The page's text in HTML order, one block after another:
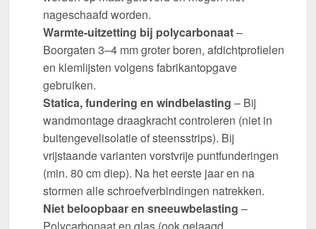
nageschaafd worden.
Warmte-uitzetting bij polycarbonaat–
Boorgaten 3–4 mm groter boren, afdichtprofielen
en klemlijsten volgens fabrikantopgave
gebruiken.
Statica, fundering en windbelasting – Bij
wandmontage draagkracht controleren (niet in
buitengevelisolatie of steensstrips). Bij
vrijstaande varianten vorstvrije puntfunderingen
(min. 80 cm diep). Na het eerste jaar en na
stormen alle schroefverbindingen natrekken.
Niet beloopbaar en sneeuwbelasting –
Polycarbonaat en glas (ook gelaagd